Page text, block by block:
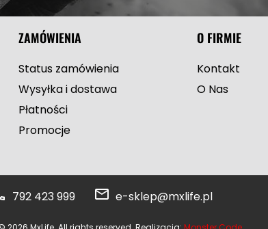
ZAMÓWIENIA
Status zamówienia
Wysyłka i dostawa
Płatności
Promocje
O FIRMIE
Kontakt
O Nas
792 423 999 e-sklep@mxlife.pl